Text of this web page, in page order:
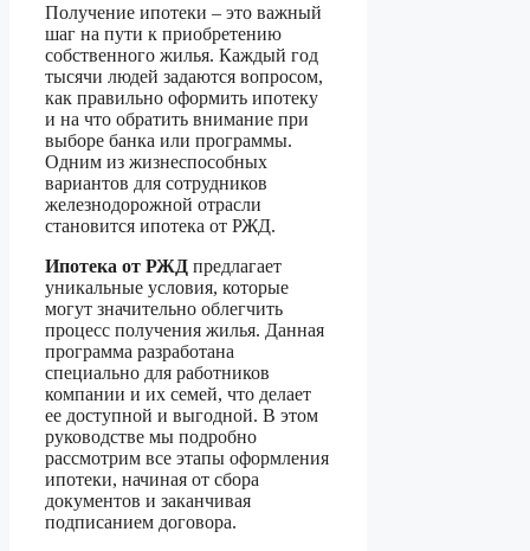
Получение ипотеки – это важный
шаг на пути к приобретению
собственного жилья. Каждый год
тысячи людей задаются вопросом,
как правильно оформить ипотеку
и на что обратить внимание при
выборе банка или программы.
Одним из жизнеспособных
вариантов для сотрудников
железнодорожной отрасли
становится ипотека от РЖД.
Ипотека от РЖД предлагает
уникальные условия, которые
могут значительно облегчить
процесс получения жилья. Данная
программа разработана
специально для работников
компании и их семей, что делает
ее доступной и выгодной. В этом
руководстве мы подробно
рассмотрим все этапы оформления
ипотеки, начиная от сбора
документов и заканчивая
подписанием договора.